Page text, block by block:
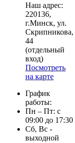
Наш адрес:
220136,
г.Минск, ул.
Скрипникова,
44
(отдельный
вход)
Посмотреть
на карте
График
работы:
Пн – Пт: с
09:00 до 17:30
Сб, Вс -
выходной